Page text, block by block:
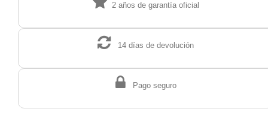
2 años de garantía oficial
14 días de devolución
Pago seguro